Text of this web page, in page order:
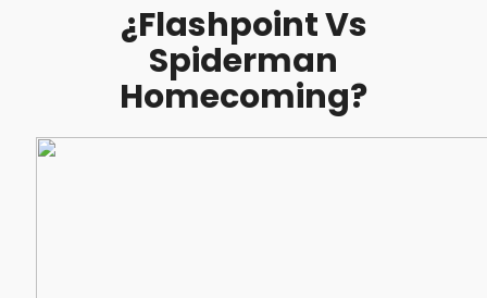
¿Flashpoint Vs
Spiderman
Homecoming?